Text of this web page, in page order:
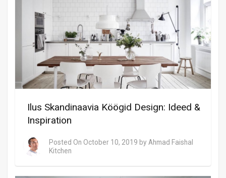
Ilus Skandinaavia Köögid Design: Ideed &
Inspiration
Posted On October 10, 2019 by Ahmad Faishal
Kitchen